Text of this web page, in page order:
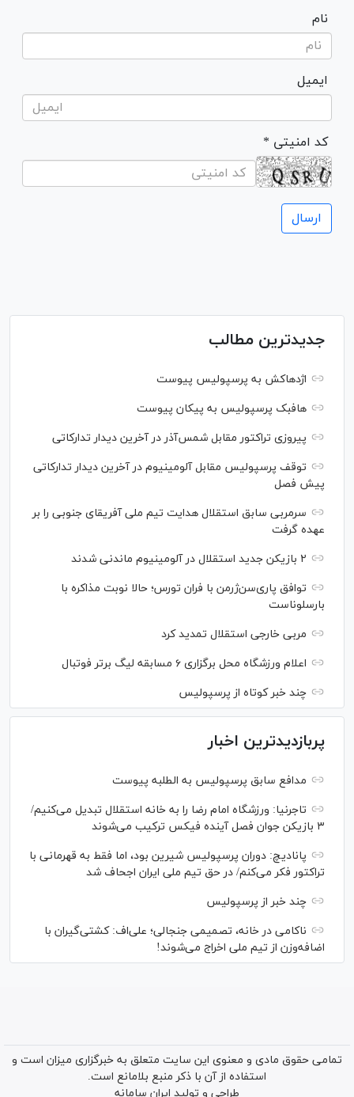
نام
ایمیل
* کد امنیتی
جدیدترین مطالب
اژدهاکش به پرسپولیس پیوست
هافبک پرسپولیس به پیکان پیوست
پیروزی تراکتور مقابل شمس‌آذر در آخرین دیدار تدارکاتی
توقف پرسپولیس مقابل آلومینیوم در آخرین دیدار تدارکاتی
پیش فصل
سرمربی سابق استقلال هدایت تیم ملی آفریقای جنوبی را بر
عهده گرفت
۲ بازیکن جدید استقلال در آلومینیوم ماندنی شدند
توافق پاری‌سن‌ژرمن با فران تورس؛ حالا نوبت مذاکره با
بارسلوناست
مربی خارجی استقلال تمدید کرد
اعلام ورزشگاه محل برگزاری ۶ مسابقه لیگ برتر فوتبال
چند خبر کوتاه از پرسپولیس
پربازدیدترین اخبار
مدافع سابق پرسپولیس به الطلبه پیوست
تاجرنیا: ورزشگاه امام رضا را به خانه استقلال تبدیل می‌کنیم/
۳ بازیکن جوان فصل آینده فیکس ترکیب می‌شوند
پانادیچ: دوران پرسپولیس شیرین بود، اما فقط به قهرمانی با
تراکتور فکر می‌کنم/ در حق تیم ملی ایران اجحاف شد
چند خبر از پرسپولیس
ناکامی در خانه، تصمیمی جنجالی؛ علی‌اف: کشتی‌گیران با
اضافه‌وزن از تیم ملی اخراج می‌شوند!
تمامی حقوق مادی و معنوی این سایت متعلق به خبرگزاری میزان است و
استفاده از آن با ذکر منبع بلامانع است.
طراحی و تولید ایران سامانه